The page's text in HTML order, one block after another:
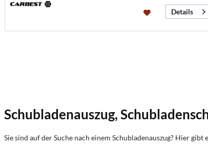
Details
Schubladenauszug,
Sie sind auf der Suche nach einem Schubladenauszug? Hier